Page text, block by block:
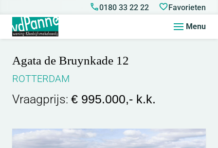
0180 33 22 22 Favorieten
Menu
Agata de Bruynkade 12
ROTTERDAM
Vraagprijs: € 995.000,- k.k.